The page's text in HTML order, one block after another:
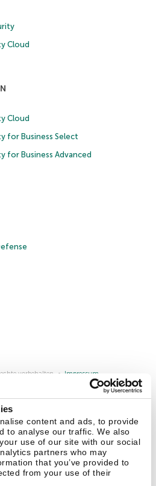
content and ads, to provide
to analyse our traffic. We also
use of our site with our social
partners who may
that you’ve provided to
from your use of their
Cloud
Cloud
for Business Select
for Business Advanced
vorbehalten.
Impressum
Lizenzvereinbarung B2B
Vertriebspartner
Weitere Informationen
Enzyklopädie